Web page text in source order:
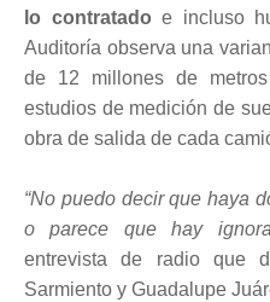
lo contratado e incluso
Auditoría observa una
de 12 millones de
estudios de medición de
obra de salida de cada
“No puedo decir que haya
o parece que hay
entrevista de radio que
Sarmiento y Guadalupe